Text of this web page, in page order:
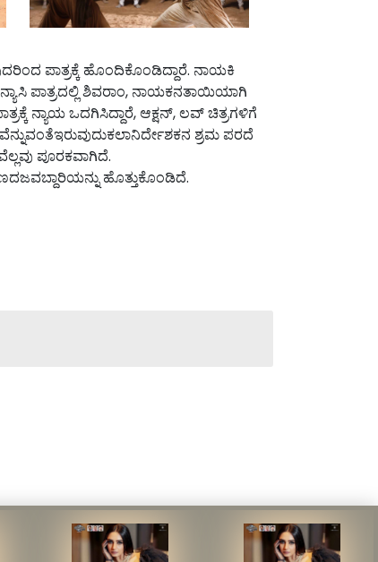
ಪಾತ್ರಕ್ಕೆ ಹೊಂದಿಕೊಂಡಿದ್ದಾರೆ. ನಾಯಕಿ
ಪಾತ್ರದಲ್ಲಿ ಶಿವರಾಂ, ನಾಯಕನತಾಯಿಯಾಗಿ
ನ್ಯಾಯ ಒದಗಿಸಿದ್ದಾರೆ, ಆಕ್ಷನ್, ಲವ್ ಚಿತ್ರಗಳಿಗೆ
ಶ್ರಮ ಪರದೆ
ಪೂರಕವಾಗಿದೆ.
ಹೊತ್ತುಕೊಂಡಿದೆ.